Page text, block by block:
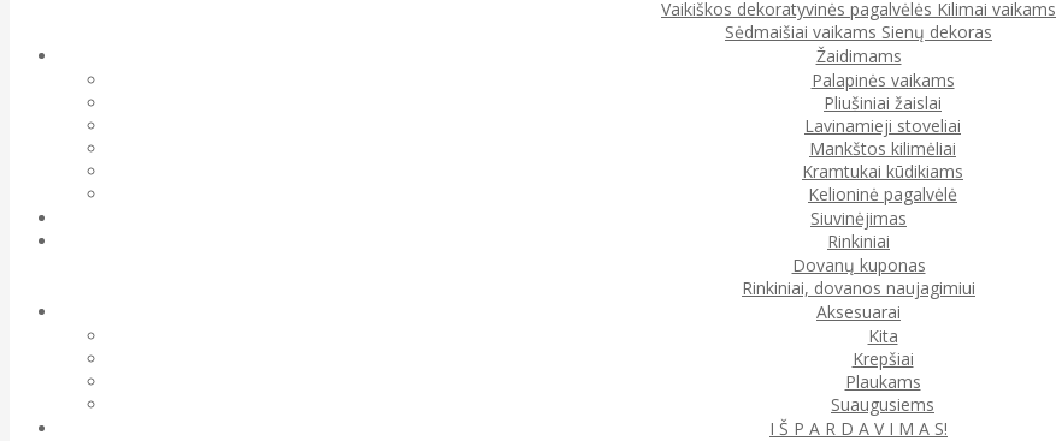
Vaikiškos dekoratyvinės pagalvėlės Kilimai vaikams
Sėdmaišiai vaikams Sienų dekoras
Žaidimams
Palapinės vaikams
Pliušiniai žaislai
Lavinamieji stoveliai
Mankštos kilimėliai
Kramtukai kūdikiams
Kelioninė pagalvėlė
Siuvinėjimas
Rinkiniai
Dovanų kuponas
Rinkiniai, dovanos naujagimiui
Aksesuarai
Kita
Krepšiai
Plaukams
Suaugusiems
I Š P A R D A V I M A S!